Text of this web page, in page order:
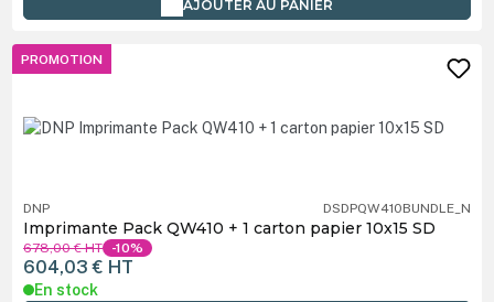
AJOUTER AU PANIER
PROMOTION
DNP DSDPQW410BUNDLE_N
Imprimante Pack QW410 + 1 carton papier 10x15 SD
678,00 €HT -10%
604,03 € HT
En stock